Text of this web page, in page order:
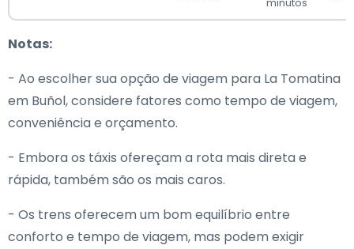
Notas:
- Ao escolher sua opção de viagem para La Tomatina
em Buñol, considere fatores como tempo de viagem,
conveniência e orçamento.
- Embora os táxis ofereçam a rota mais direta e
rápida, também são os mais caros.
- Os trens oferecem um bom equilíbrio entre
conforto e tempo de viagem, mas podem exigir